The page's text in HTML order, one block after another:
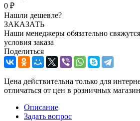
0 ₽
Нашли дешевле?
ЗАКАЗАТЬ
Наши менеджеры обязательно
условия заказа
Поделиться
Цена действительна только для
отличаться от цен в розничных
Описание
Задать вопрос